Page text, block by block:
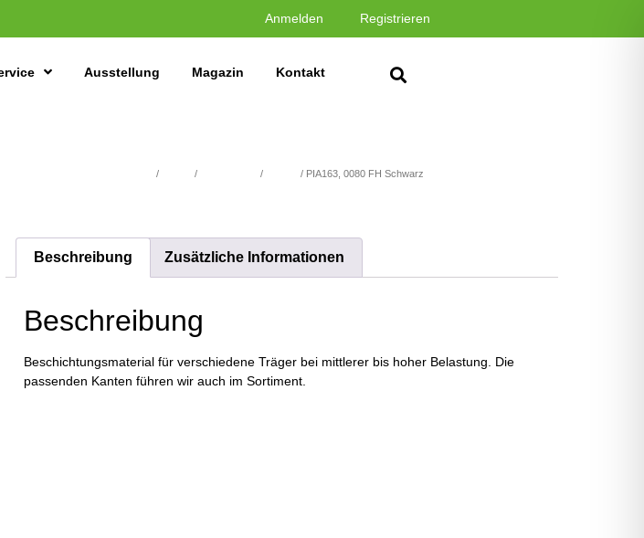
Anmelden Registrieren
Ausstellung Magazin Kontakt
/ / / / PIA163, 0080 FH Schwarz
Beschreibung Zusätzliche Informationen
Beschreibung
Beschichtungsmaterial für verschiedene Träger bei mittlerer bis hoher Belastung. Die
passenden Kanten führen wir auch im Sortiment.